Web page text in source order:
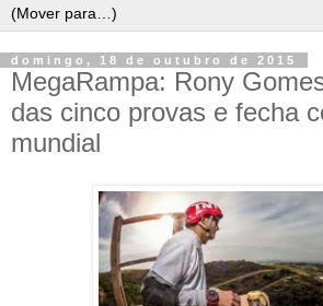
domingo, 18 de outubro de 2015
MegaRampa: Rony
das cinco provas e fecha
mundial